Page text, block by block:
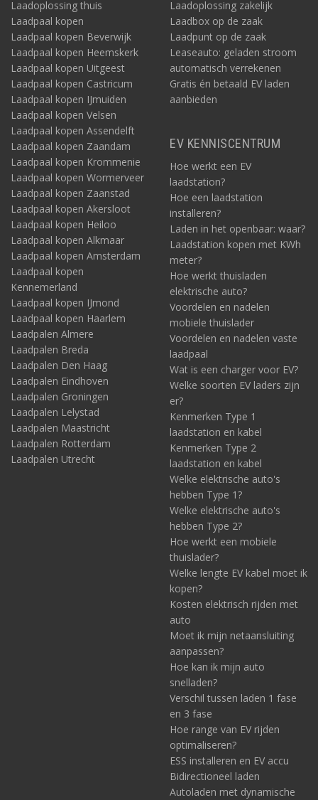
Laadoplossing thuis
Laadpaal kopen
Laadpaal kopen Beverwijk
Laadpaal kopen Heemskerk
Laadpaal kopen Uitgeest
Laadpaal kopen Castricum
Laadpaal kopen IJmuiden
Laadpaal kopen Velsen
Laadpaal kopen Assendelft
Laadpaal kopen Zaandam
Laadpaal kopen Krommenie
Laadpaal kopen Wormerveer
Laadpaal kopen Zaanstad
Laadpaal kopen Akersloot
Laadpaal kopen Heiloo
Laadpaal kopen Alkmaar
Laadpaal kopen Amsterdam
Laadpaal kopen
Kennemerland
Laadpaal kopen IJmond
Laadpaal kopen Haarlem
Laadpalen Almere
Laadpalen Breda
Laadpalen Den Haag
Laadpalen Eindhoven
Laadpalen Groningen
Laadpalen Lelystad
Laadpalen Maastricht
Laadpalen Rotterdam
Laadpalen Utrecht
Laadoplossing zakelijk
Laadbox op de zaak
Laadpunt op de zaak
Leaseauto: geladen stroom
automatisch verrekenen
Gratis én betaald EV laden
aanbieden
EV KENNISCENTRUM
Hoe werkt een EV
laadstation?
Hoe een laadstation
installeren?
Laden in het openbaar: waar?
Laadstation kopen met KWh
meter?
Hoe werkt thuisladen
elektrische auto?
Voordelen en nadelen
mobiele thuislader
Voordelen en nadelen vaste
laadpaal
Wat is een charger voor EV?
Welke soorten EV laders zijn
er?
Kenmerken Type 1
laadstation en kabel
Kenmerken Type 2
laadstation en kabel
Welke elektrische auto's
hebben Type 1?
Welke elektrische auto's
hebben Type 2?
Hoe werkt een mobiele
thuislader?
Welke lengte EV kabel moet ik
kopen?
Kosten elektrisch rijden met
auto
Moet ik mijn netaansluiting
aanpassen?
Hoe kan ik mijn auto
snelladen?
Verschil tussen laden 1 fase
en 3 fase
Hoe range van EV rijden
optimaliseren?
ESS installeren en EV accu
Bidirectioneel laden
Autoladen met dynamische